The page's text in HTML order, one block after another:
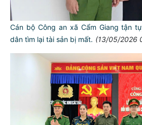
Cán bộ Công an xã Cẩm Giang tận
dân tìm lại tài sản bị mất. (13/05/2026